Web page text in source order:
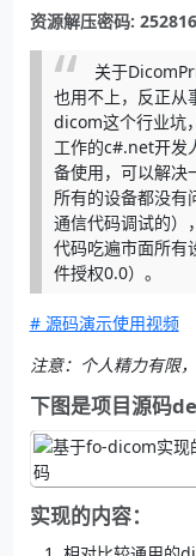
资源解压密码: 252816
关于
也用不上，反正从
dicom这个行业坑
工作的c#.net开发
备使用，可以解决
所有的设备都没有
通信代码调试的）
代码吃遍市面所有
件授权0.0）。
# 源码演示使用视频
注意：个人精力有限
下图是项目源码
实现的内容：